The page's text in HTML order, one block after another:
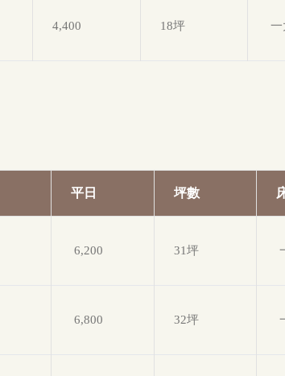
4,400 18坪 一
平日 坪數
6,200 31坪
6,800 32坪